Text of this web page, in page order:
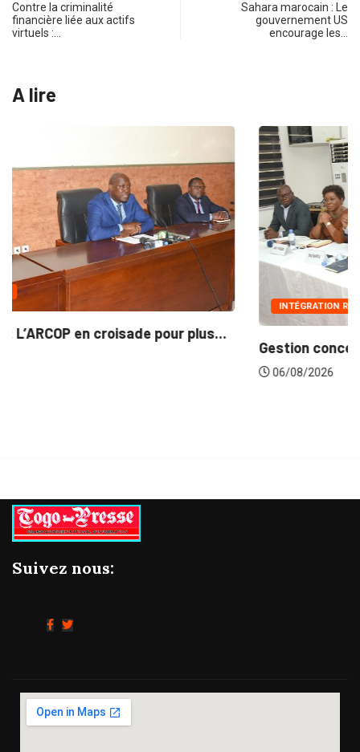
Contre la criminalité
financière liée aux actifs
virtuels :…
Sahara marocain : Le
gouvernement US
encourage les…
A lire
Gestion concertée et durable du Bassin du...
Suivez nous: